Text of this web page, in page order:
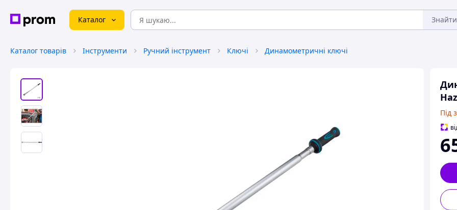
Каталог Знайти
Каталог товарів Інструменти Ручний інструмент Ключі Динамометричні ключі
Під